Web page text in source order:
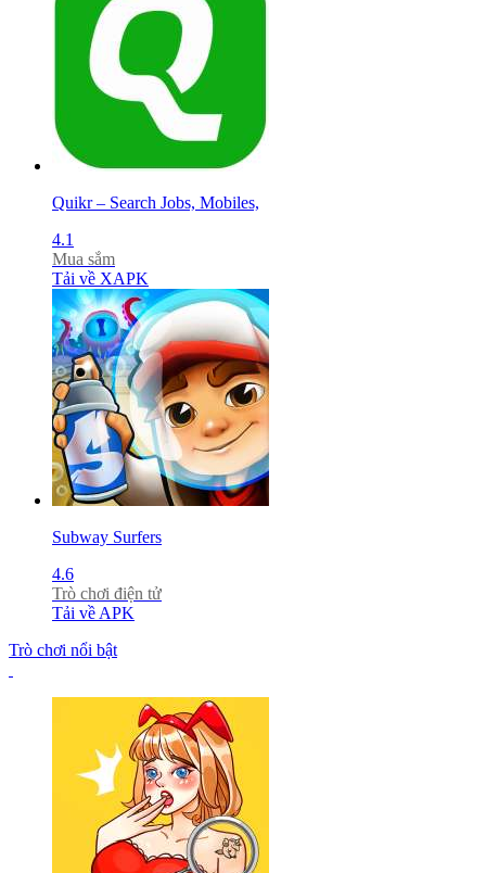
Quikr – Search Jobs, Mobiles,
4.1
Mua sắm
Tải về XAPK
Subway Surfers
4.6
Trò chơi điện tử
Tải về APK
Trò chơi nổi bật